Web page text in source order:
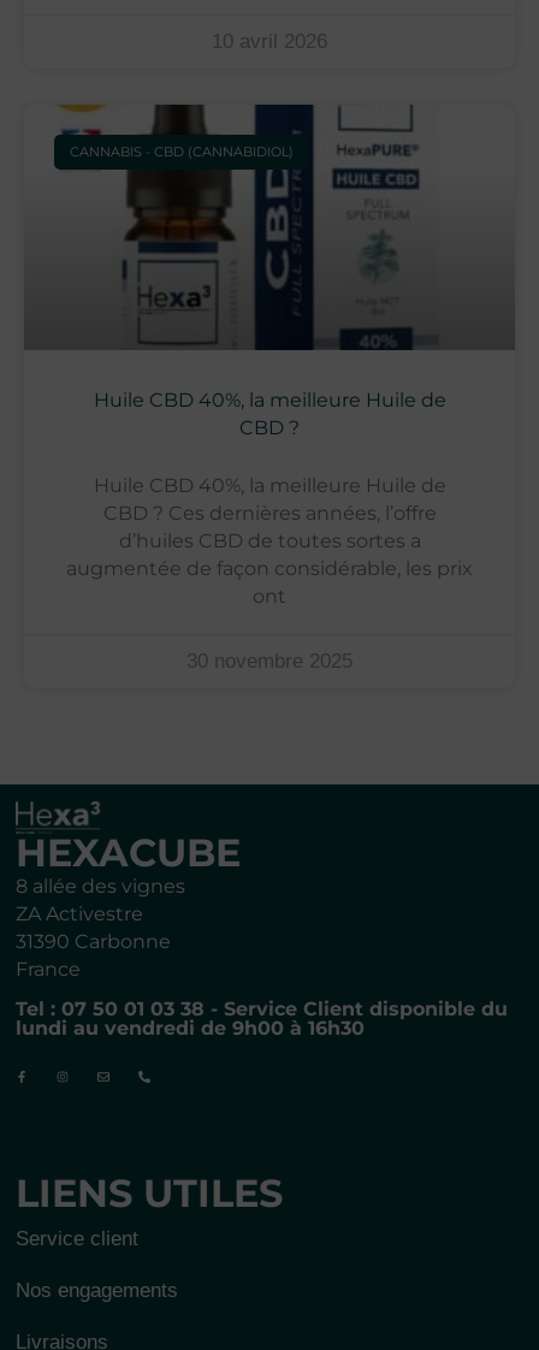
10 avril 2026
CANNABIS - CBD (CANNABIDIOL)
Huile CBD 40%, la meilleure Huile de
CBD ?
Huile CBD 40%, la meilleure Huile de
CBD ? Ces dernières années, l’offre
d’huiles CBD de toutes sortes a
augmentée de façon considérable, les prix
ont
30 novembre 2025
HEXACUBE
8 allée des vignes
ZA Activestre
31390 Carbonne
France
Tel : 07 50 01 03 38 - Service Client disponible du
lundi au vendredi de 9h00 à 16h30
LIENS UTILES
Service client
Nos engagements
Livraisons